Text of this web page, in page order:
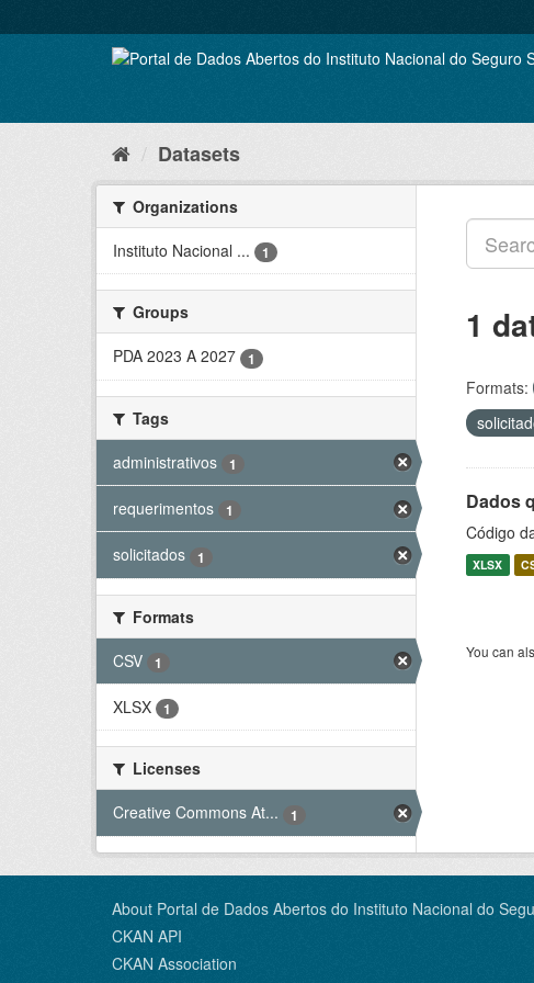
to
Datasets
Organizations
Instituto Nacional ...
1
Groups
PDA 2023 A 2027
1
Tags
administrativos
1
requerimentos 1
solicitados 1
Formats
CSV
1
XLSX 1
Licenses
Creative Commons At...
1
1
Formats:
Dados
Código
XLSX
You can
About Portal de Dados Abertos do Instituto Nacional do
CKAN API
CKAN Association